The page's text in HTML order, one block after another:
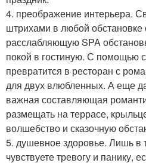
4. преображение интерьера.
штрихами в любой обстановке
расслабляющую SPA
покой в гостиную. С помощью
превратится в ресторан с
для двух влюбленных. А еще
важная составляющая
размещать на террасе,
волшебство и сказочную
5. душевное здоровье. Лишь в
чувствуете тревогу и панику,